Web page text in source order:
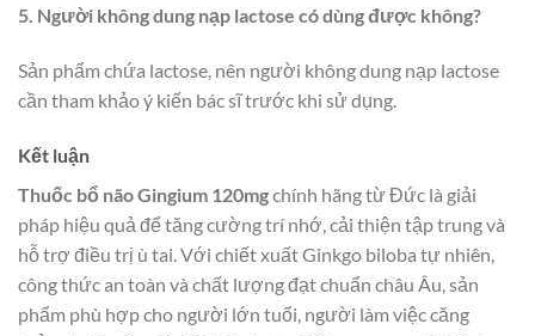
5. Người không dung nạp lactose có dùng được không?
Sản phẩm chứa lactose, nên người không dung nạp lactose
cần tham khảo ý kiến bác sĩ trước khi sử dụng.
Kết luận
Thuốc bổ não Gingium 120mgchính hãng từ Đức là giải
pháp hiệu quả để tăng cường trí nhớ, cải thiện tập trung và
hỗ trợ điều trị ù tai. Với chiết xuất Ginkgo biloba tự nhiên,
công thức an toàn và chất lượng đạt chuẩn châu Âu, sản
phẩm phù hợp cho người lớn tuổi, người làm việc căng